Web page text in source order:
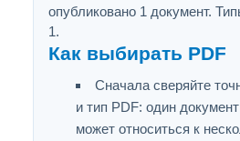
опубликовано 1 документ.
1.
Как выбирать PDF
Сначала сверяйте
и тип PDF: один
может относиться к